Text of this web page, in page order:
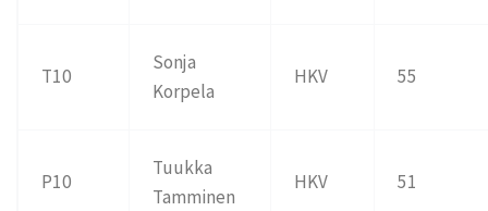
T10
Sonja
Korpela
HKV 55
P10
Tuukka
Tamminen
HKV 51